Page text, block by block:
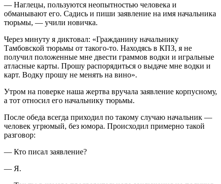
— Наглецы, пользуются неопытностью человека и
обманывают его. Садись и пиши заявление на имя начальника
тюрьмы, — учили новичка.
Через минуту я диктовал: «Гражданину начальнику
Тамбовской тюрьмы от такого-то. Находясь в КПЗ, я не
получил положенные мне двести граммов водки и игральные
атласные карты. Прошу распорядиться о выдаче мне водки и
карт. Водку прошу не менять на вино».
Утром на поверке наша жертва вручала заявление корпусному,
а тот относил его начальнику тюрьмы.
После обеда всегда приходил по такому случаю начальник —
человек угрюмый, без юмора. Происходил примерно такой
разговор:
— Кто писал заявление?
— Я.